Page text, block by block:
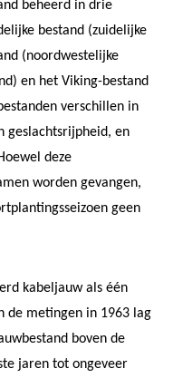
beheerd in drie
bestand (zuidelijke
(noordwestelijke
en het Viking-bestand
verschillen in
geslachtsrijpheid, en
deze
worden gevangen,
geen
kabeljauw als één
de metingen in 1963 lag
boven de
jaren tot ongeveer